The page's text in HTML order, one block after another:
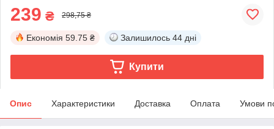
239 ₴ 298,75 ₴
Економія 59.75 ₴ Залишилось 44 дні
Купити
Опис Характеристики Доставка Оплата Умови